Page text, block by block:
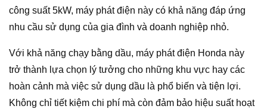
công suất 5kW, máy phát điện này có khả năng đáp ứng
nhu cầu sử dụng của gia đình và doanh nghiệp nhỏ.
Với khả năng chạy bằng dầu, máy phát điện Honda này
trở thành lựa chọn lý tưởng cho những khu vực hay các
hoàn cảnh mà việc sử dụng dầu là phổ biến và tiện lợi.
Không chỉ tiết kiệm chi phí mà còn đảm bảo hiệu suất hoạt